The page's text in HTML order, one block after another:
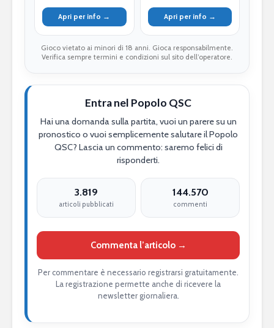
Apri per info → Apri per info →
Gioco vietato ai minori di 18 anni. Gioca responsabilmente.
Verifica sempre termini e condizioni sul sito dell’operatore.
Entra nel Popolo QSC
Hai una domanda sulla partita, vuoi un parere su un
pronostico o vuoi semplicemente salutare il Popolo
QSC? Lascia un commento: saremo felici di
risponderti.
3.819
articoli pubblicati
144.570
commenti
Commenta l’articolo →
Per commentare è necessario registrarsi gratuitamente.
La registrazione permette anche di ricevere la
newsletter giornaliera.